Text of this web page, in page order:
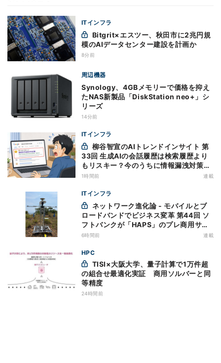
ITインフラ
模のAIデータセンター建設を計画か
8分前
周辺機器
Synology、4GBメモリーで価格を抑え
たNAS新製品「DiskStation neo+」シ
リーズ
14分前
ITインフラ
33回 生成AIの会話履歴は検索履歴より
もリスキー？今のうちに情報漏洩対策を
万全にしておこう
1時間前 連載
ITインフラ
ロードバンドでビジネス変革 第44回 ソ
フトバンクが「HAPS」のプレ商用サー
ビス開始を表明、本格的な商用展開のめ
6時間前 連載
HPC
の組合せ最適化実証 商用ソルバーと同
等精度
24時間前